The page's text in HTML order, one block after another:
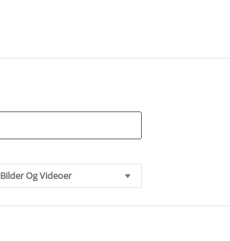
Bilder Og Videoer